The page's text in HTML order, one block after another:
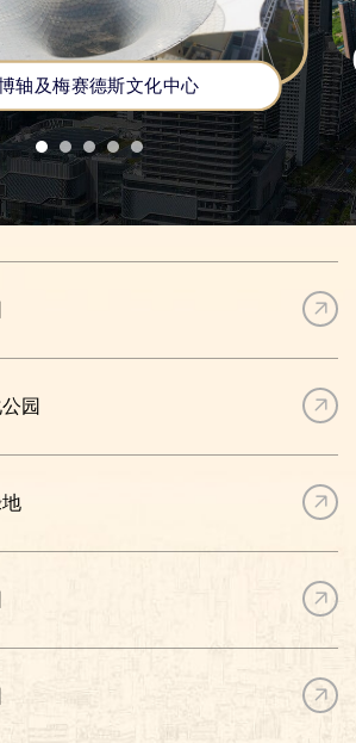
革试点、自贸试验区高水平制度型开放等国
超过95%，累计170项经验做法在全国复制推
T细胞治疗药品跨境运输和使用，发布上海
区数据出境管理办法和负面清单，落地增值
点，成立浦东新区企业“走出去”综合服务中
作先行区中心功能区，走通上海首单跨境电商
退税试点。东方枢纽国际商务合作区先行启
台24部浦东新区法规和37部管理措施。
建设的整体效应、平台效应、放大效应和辐射
金融中心国际化程度不断提升，正式启动保
国首票海关特殊监管区域外保税再制造业
不断提升，开展全国首个进口商品供应链创
点。科创中心策源功能不断提升，集聚14个
城区建设，公共服务扩优提质。人均公园
础教育学校594所。优化夯实分级诊疗体系，
全区养老床位总量达3.6万张。举办上海半程
Joy）、最美公共文化空间大赛等文旅活动。
轴及梅赛德斯文化中心
园